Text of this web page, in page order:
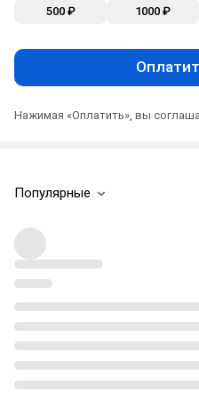
500 ₽ 1000 ₽
Нажимая «Оплатить», вы
Популярные